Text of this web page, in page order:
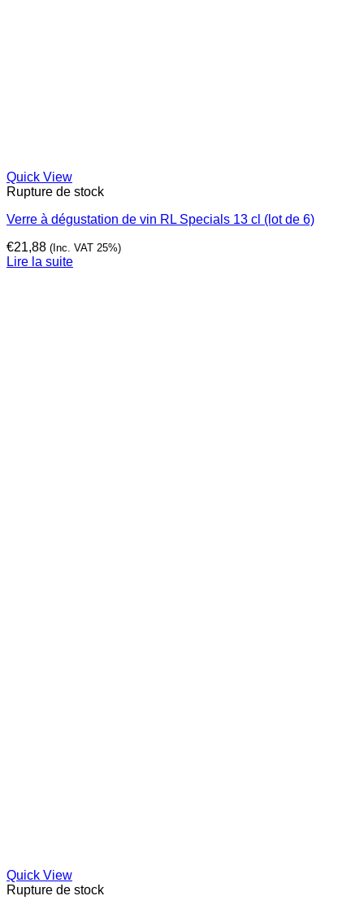
Quick View
Rupture de stock
Verre à dégustation de vin RL Specials 13 cl (lot de 6)
€21,88 (Inc. VAT 25%)
Lire la suite
Quick View
Rupture de stock